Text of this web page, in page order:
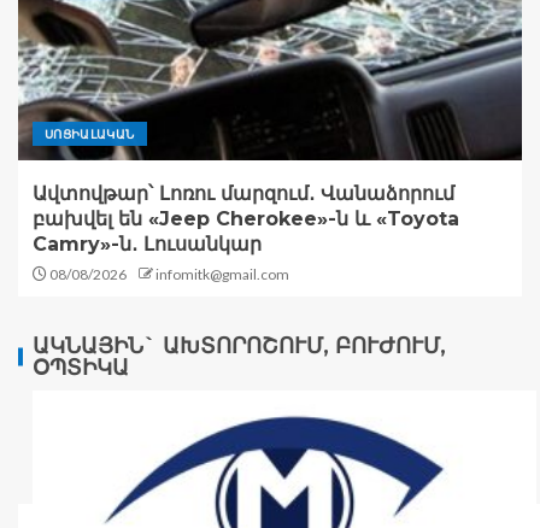
ՍՈՑԻԱԼԱԿԱՆ
Ավտովթար՝ Լոռու մարզում․ Վանաձորում
բախվել են «Jeep Cherokee»-ն և «Toyota
Camry»-ն․ Լուսանկար
08/08/2026 infomitk@gmail.com
ԱԿՆԱՅԻՆ` ԱԽՏՈՐՈՇՈՒՄ, ԲՈՒԺՈՒՄ,
ՕՊՏԻԿԱ